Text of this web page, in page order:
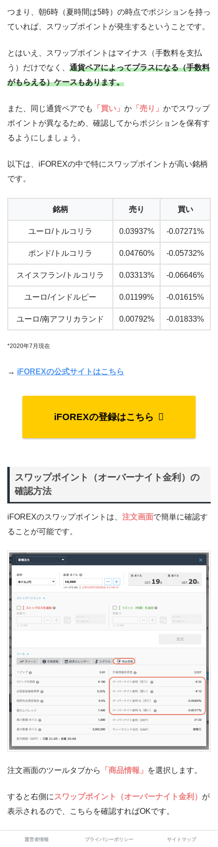
つまり、朝6時（夏時間は5時）の時点でポジションを持っ
ていれば、スワップポイントが発生するということです。
とはいえ、スワップポイントはマイナス（手数料を支払
う）だけでなく、 通貨ペアによってプラスになる（手数料
がもらえる）ケースもあります。
また、同じ通貨ペアでも 「買い」 か 「売り」 かでスワップ
ポイントが異なるため、確認してからポジションを保有す
るようにしましょう。
以下は、iFOREXの中で特にスワップポイントが高い銘柄
です。
銘柄 売り 買い
ユーロ/トルコリラ 0.03937% -0.07271%
ポンド/トルコリラ 0.04760% -0.05732%
スイスフラン/トルコリラ 0.03313% -0.06646%
ユーロ/インドルピー 0.01199% -0.01615%
ユーロ/南アフリカランド 0.00792% -0.01833%
*2020年7月現在
→ iFOREXの公式サイトはこちら
iFOREXの登録はこちら
スワップポイント（オーバーナイト金利）の
確認方法
iFOREXのスワップポイントは、 注文画面で簡単に確認す
ることが可能です。
注文画面のツールタブから 「商品情報」 を選択します。
すると右側に スワップポイント（オーバーナイト金利） が
表示されるので、こちらを確認すればOKです。
また、iFOREXの場合は金利額と金利率の両方を確認でき
運営者情報 プライバシーポリシー サイトマップ